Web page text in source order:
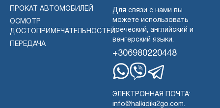
ПРОКАТ АВТОМОБИЛЕЙ
ОСМОТР
ДОСТОПРИМЕЧАТЕЛЬНОСТЕЙ
ПЕРЕДАЧА
Для связи с нами вы
можете использовать
греческий, английский и
венгерский языки.
+306980220448
ЭЛЕКТРОННАЯ ПОЧТА:
info@halkidiki2go.com.